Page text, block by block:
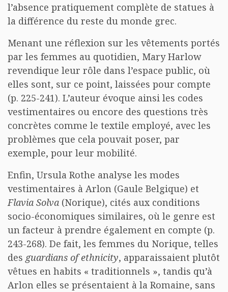
l’absence pratiquement complète de statues à
la différence du reste du monde grec.
Menant une réflexion sur les vêtements portés
par les femmes au quotidien, Mary Harlow
revendique leur rôle dans l’espace public, où
elles sont, sur ce point, laissées pour compte
(p. 225-241). L’auteur évoque ainsi les codes
vestimentaires ou encore des questions très
concrètes comme le textile employé, avec les
problèmes que cela pouvait poser, par
exemple, pour leur mobilité.
Enfin, Ursula Rothe analyse les modes
vestimentaires à Arlon (Gaule Belgique) et
Flavia Solva (Norique), cités aux conditions
socio-économiques similaires, où le genre est
un facteur à prendre également en compte (p.
243-268). De fait, les femmes du Norique, telles
des guardians of ethnicity, apparaissaient plutôt
vêtues en habits « traditionnels », tandis qu’à
Arlon elles se présentaient à la Romaine, sans